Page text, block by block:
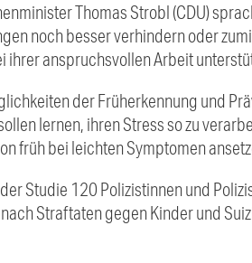
Thomas Strobl (CDU)
noch besser verhindern oder
ihrer anspruchsvollen Arbeit
der Früherkennung und
lernen, ihren Stress so zu
früh bei leichten Symptomen
Studie 120 Polizistinnen und
Straftaten gegen Kinder und